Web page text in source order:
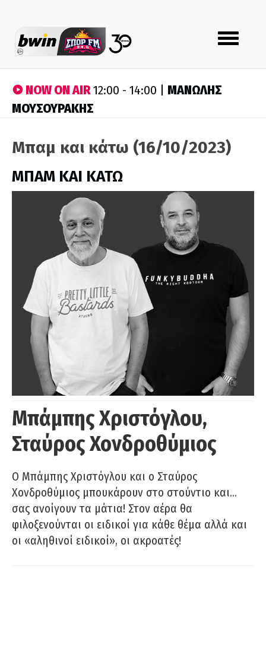
Toggle
navigation
NOW ON AIR12:00 - 14:00 | ΜΑΝΩΛΗΣ
ΜΟΥΣΟΥΡΑΚΗΣ
Μπαμ και κάτω (16/10/2023)
ΜΠΑΜ ΚΑΙ ΚΑΤΩ
Μπάμπης Χριστόγλου,
Σταύρος Χονδροθύμιος
O Μπάμπης Χριστόγλου και ο Σταύρος
Χονδροθύμιος μπουκάρουν στο στούντιο και…
σας ανοίγουν τα μάτια! Στον αέρα θα
φιλοξενούνται οι ειδικοί για κάθε θέμα αλλά και
οι «αληθινοί ειδικοί», οι ακροατές!